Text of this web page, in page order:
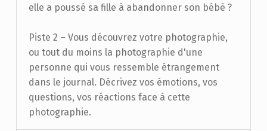
elle a poussé sa fille à abandonner son bébé ?
Piste 2 – Vous découvrez votre photographie,
ou tout du moins la photographie d'une
personne qui vous ressemble étrangement
dans le journal. Décrivez vos émotions, vos
questions, vos réactions face à cette
photographie.